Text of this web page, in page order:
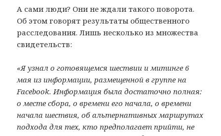
А сами люди? Они не ждали такого поворота.
Об этом говорят результаты общественного
расследования. Лишь несколько из множества
свидетельств:
«Я узнал о готовящемся шествии и митинге 6
мая из информации, размещенной в группе на
Facebook. Информация была достаточно полная:
о месте сбора, о времени его начала, о времени
начала шествия, об альтернативных маршрутах
подхода для тех, кто предполагает прийти, не